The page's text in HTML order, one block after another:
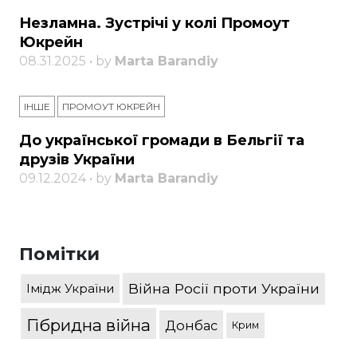
Незламна. Зустрічі у колі Промоут
Юкрейн
08.31.2025 • by Marta Barandiy
ІНШЕ ПРОМОУТ ЮКРЕЙН
До української громади в Бельгії та
друзів України
09.12.2024 • by Marta Barandiy
Помітки
Імідж України Війна Росії проти України
Гібридна війна Донбас Крим